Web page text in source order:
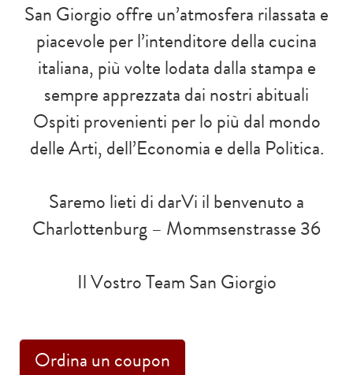
San Giorgio offre un’atmosfera rilassata e
piacevole per l’intenditore della cucina
italiana, più volte lodata dalla stampa e
sempre apprezzata dai nostri abituali
Ospiti provenienti per lo più dal mondo
delle Arti, dell’Economia e della Politica.
Saremo lieti di darVi il benvenuto a
Charlottenburg – Mommsenstrasse 36
Il Vostro Team San Giorgio
Ordina un coupon